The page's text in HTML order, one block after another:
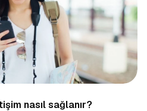
nasıl sağlanır?